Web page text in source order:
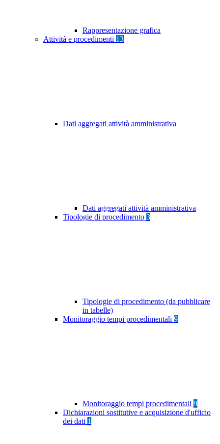
Rappresentazione grafica
Attività e procedimenti 13
Dati aggregati attività amministrativa
Dati aggregati attività amministrativa
Tipologie di procedimento 3
Tipologie di procedimento (da pubblicare
in tabelle)
Monitoraggio tempi procedimentali 9
Monitoraggio tempi procedimentali 9
Dichiarazioni sostitutive e acquisizione d'ufficio
dei dati 1